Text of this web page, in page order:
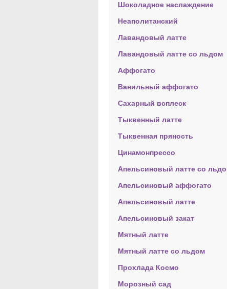
Шоколадное наслаждение
Неаполитанский
Лавандовый латте
Лавандовый латте со льдом
Аффогато
Ванильный аффогато
Сахарный всплеск
Тыквенный латте
Тыквенная пряность
Цинамонпрессо
Апельсиновый латте со
Апельсиновый аффогато
Апельсиновый латте
Апельсиновый закат
Мятный латте
Мятный латте со льдом
Прохлада Космо
Морозный сад